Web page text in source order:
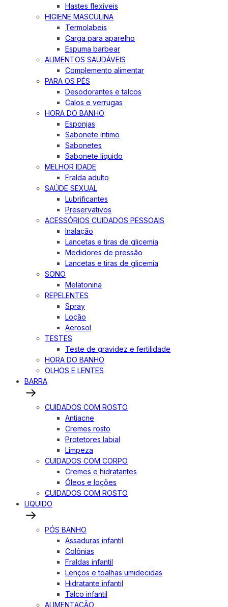
Hastes flexíveis
HIGIENE MASCULINA
Termolabeis
Carga para aparelho
Espuma barbear
ALIMENTOS SAUDÁVEIS
Complemento alimentar
PARA OS PÉS
Desodorantes e talcos
Calos e verrugas
HORA DO BANHO
Esponjas
Sabonete íntimo
Sabonetes
Sabonete líquido
MELHOR IDADE
Fralda adulto
SAÚDE SEXUAL
Lubrificantes
Preservativos
ACESSÓRIOS CUIDADOS PESSOAIS
Inalação
Lancetas e tiras de glicemia
Medidores de pressão
Lancetas e tiras de glicemia
SONO
Melatonina
REPELENTES
Spray
Loção
Aerosol
TESTES
Teste de gravidez e fertilidade
HORA DO BANHO
OLHOS E LENTES
BARRA
CUIDADOS COM ROSTO
Antiacne
Cremes rosto
Protetores labial
Limpeza
CUIDADOS COM CORPO
Cremes e hidratantes
Óleos e loções
CUIDADOS COM ROSTO
LIQUIDO
PÓS BANHO
Assaduras infantil
Colônias
Fraldas infantil
Lenços e toalhas umidecidas
Hidratante infantil
Talco infantil
ALIMENTAÇÃO